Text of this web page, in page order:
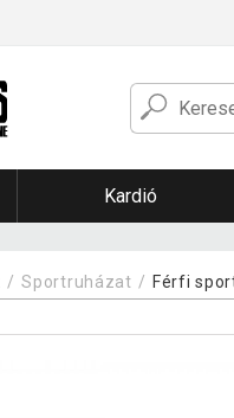
Kardió
Sportruházat Férfi